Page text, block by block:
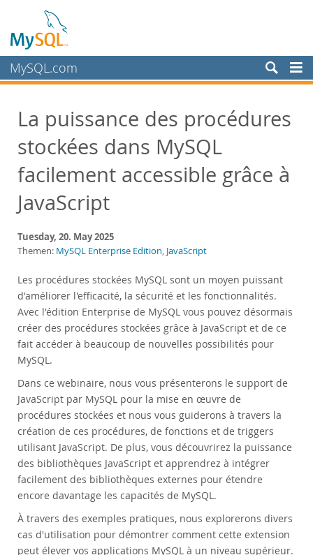
MySQL.com
Schulung, Beratung, Support
Partner
Kunden
Warum MySQL?
Neues & Termine
Live Webinars
Events
MySQL Health Check
Customer Advisory Board
News Announcements
MySQL Newsletters
Kaufen
Downloads
Dokumentation
Entwickler-Bereich
La puissance des procédures
stockées dans MySQL
facilement accessible grâce à
JavaScript
Tuesday, 20. May 2025
Themen: MySQL Enterprise Edition, JavaScript
Les procédures stockées MySQL sont un moyen puissant
d'améliorer l'efficacité, la sécurité et les fonctionnalités.
Avec l'édition Enterprise de MySQL vous pouvez désormais
créer des procédures stockées grâce à JavaScript et de ce
fait accéder à beaucoup de nouvelles possibilités pour
MySQL.
Dans ce webinaire, nous vous présenterons le support de
JavaScript par MySQL pour la mise en œuvre de
procédures stockées et nous vous guiderons à travers la
création de ces procédures, de fonctions et de triggers
utilisant JavaScript. De plus, vous découvrirez la puissance
des bibliothèques JavaScript et apprendrez à intégrer
facilement des bibliothèques externes pour étendre
encore davantage les capacités de MySQL.
À travers des exemples pratiques, nous explorerons divers
cas d'utilisation pour démontrer comment cette extension
peut élever vos applications MySQL à un niveau supérieur.